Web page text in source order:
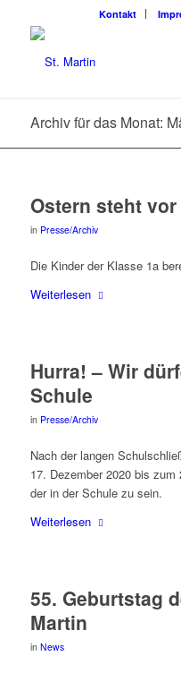
Kon­takt
Archiv für das Monat:
Ostern steht vor
in Presse/Archiv
Die Kin­der der Klas­se 1a
Wei­ter­le­sen
Hur­ra! – Wir
Schule
in Presse/Archiv
Nach der lan­gen
17. Dezem­ber 2020 bis
der in der Schu­le zu sein.
Wei­ter­le­sen
55. Geburts­tag
Martin
in News